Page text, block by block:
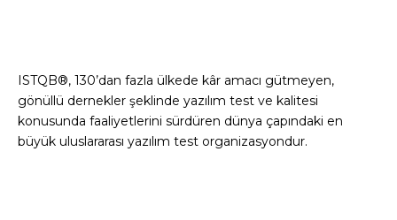
ISTQB®, 130’dan fazla ülkede kâr amacı gütmeyen,
gönüllü dernekler şeklinde yazılım test ve kalitesi
konusunda faaliyetlerini sürdüren dünya çapındaki en
büyük uluslararası yazılım test organizasyondur.